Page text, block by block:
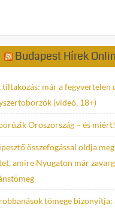
Budapest Hírek
már a fegyvertelen
(videó, 18+)
Oroszország – és miért!
összefogással oldja
amire Nyugaton már
tömege